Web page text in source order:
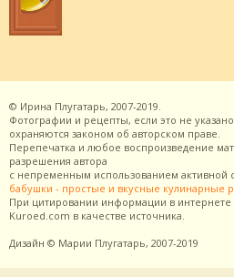
© Ирина Плугатарь, 2007-2019.
Фотографии и рецепты, если это не
охраняются законом об авторском праве.
Перепечатка и любое воспроизведение
разрешения автора
с непременным использованием активной
бабушки - простые и вкусные кулинарные
При цитировании информации в интернете
Kuroed.com в качестве источника.
Дизайн © Марии Плугатарь, 2007-2019